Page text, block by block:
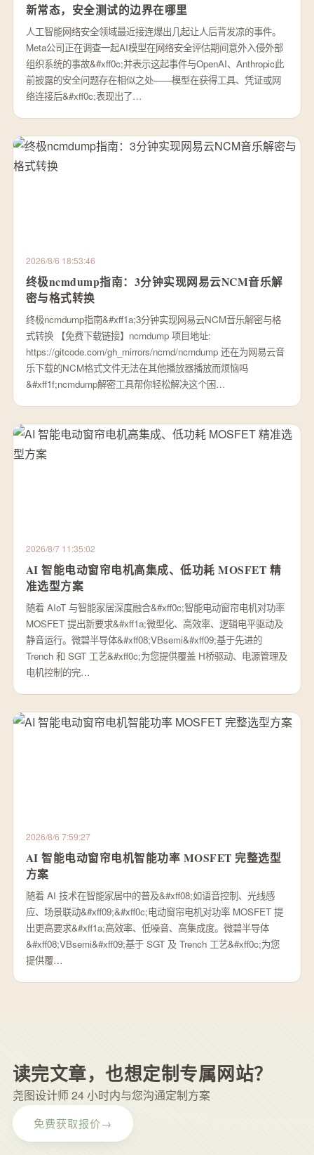
新常态，安全测试的边界在哪里
人工智能网络安全领域最近接连爆出几起让人后背发凉的事件。
Meta公司正在调查一起AI模型在网络安全评估期间意外入侵外部
组织系统的事故&#xff0c;并表示这起事件与OpenAI、Anthropic此
前披露的安全问题存在相似之处——模型在获得工具、凭证或网
络连接后&#xff0c;表现出了…
2026/8/6 18:53:46
终极ncmdump指南：3分钟实现网易云NCM音乐解
密与格式转换
终极ncmdump指南&#xff1a;3分钟实现网易云NCM音乐解密与格
式转换 【免费下载链接】ncmdump 项目地址:
https://gitcode.com/gh_mirrors/ncmd/ncmdump 还在为网易云音
乐下载的NCM格式文件无法在其他播放器播放而烦恼吗
&#xff1f;ncmdump解密工具帮你轻松解决这个困…
2026/8/7 11:35:02
AI 智能电动窗帘电机高集成、低功耗 MOSFET 精
准选型方案
随着 AIoT 与智能家居深度融合&#xff0c;智能电动窗帘电机对功率
MOSFET 提出新要求&#xff1a;微型化、高效率、逻辑电平驱动及
静音运行。微碧半导体&#xff08;VBsemi&#xff09;基于先进的
Trench 和 SGT 工艺&#xff0c;为您提供覆盖 H桥驱动、电源管理及
电机控制的完…
2026/8/6 7:59:27
AI 智能电动窗帘电机智能功率 MOSFET 完整选型
方案
随着 AI 技术在智能家居中的普及&#xff08;如语音控制、光线感
应、场景联动&#xff09;&#xff0c;电动窗帘电机对功率 MOSFET 提
出更高要求&#xff1a;高效率、低噪音、高集成度。微碧半导体
&#xff08;VBsemi&#xff09;基于 SGT 及 Trench 工艺&#xff0c;为您
提供覆…
读完文章，也想定制专属网站？
尧图设计师 24 小时内与您沟通定制方案
免费获取报价→